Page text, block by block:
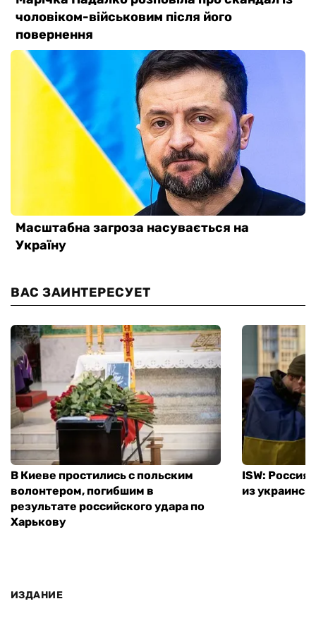
ВАС ЗАИНТЕРЕСУЕТ
В Киеве простились с польским
волонтером, погибшим в
результате российского удара по
Харькову
ISW:
из
ИЗДАНИЕ